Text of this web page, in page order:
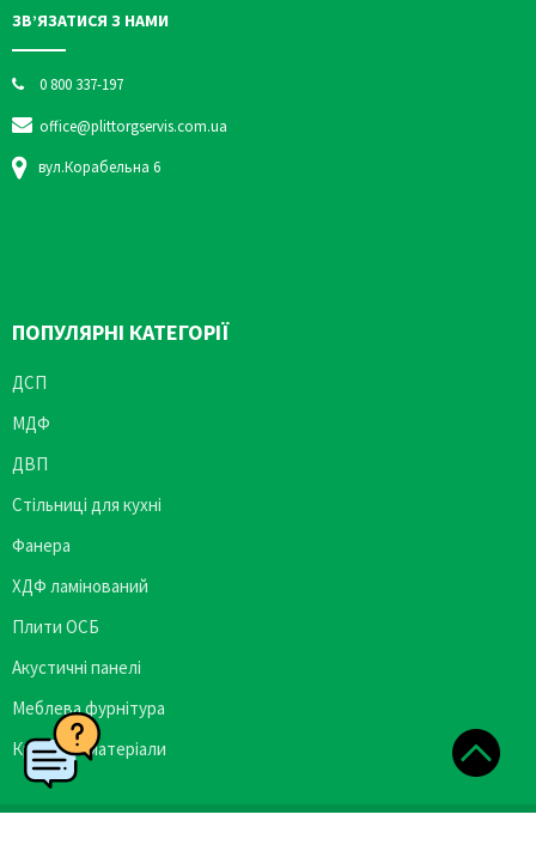
ЗВ’ЯЗАТИСЯ З НАМИ
0 800 337-197
office@plittorgservis.com.ua
вул.Корабельна 6
ПОПУЛЯРНІ КАТЕГОРІЇ
ДСП
МДФ
ДВП
Стільниці для кухні
Фанера
ХДФ ламінований
Плити ОСБ
Акустичні панелі
Меблева фурнітура
Кромкові матеріали